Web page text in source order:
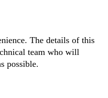
The details of this
team who will
possible.